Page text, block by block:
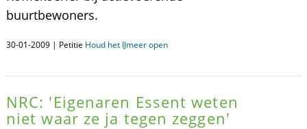
buurtbewoners.
30-01-2009 | Petitie Houd het IJmeer open
NRC: 'Eigenaren Essent weten
niet waar ze ja tegen zeggen'